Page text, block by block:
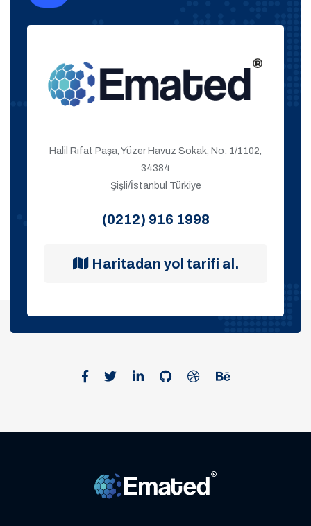
Halil Rıfat Paşa, Yüzer Havuz Sokak, No: 1/1102,
34384
Şişli/İstanbul Türkiye
(0212) 916 1998
Haritadan yol tarifi al.